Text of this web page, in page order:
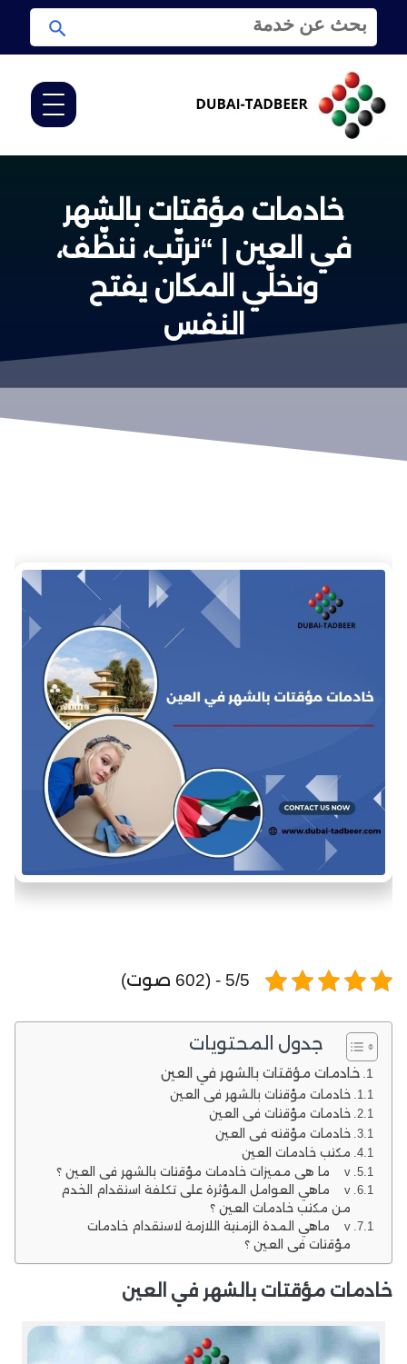
ب
ث
ع
:
ب
ح
ث
خادمات مؤقتات بالشهر
في العين | “نرتّب، ننظّف،
ونخلّي المكان يفتح
النفس
5/5 - (602 صوت)
جدول المحتويات
خادمات مؤقتات بالشهر في العين
خادمات مؤقتات بالشهر في العين
خادمات مؤقتات في العين
خادمات مؤقته في العين
مكتب خادمات العين
v ما هي مميزات خادمات مؤقتات بالشهر في العين ؟
v ماهي العوامل المؤثرة على تكلفة استقدام الخدم
من مكتب خادمات العين ؟
v ماهي المدة الزمنية اللازمة لاستقدام خادمات
مؤقتات في العين ؟
خادمات مؤقتات بالشهر في العين